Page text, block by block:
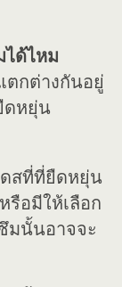
ด้ไหม
กต่างกันอยู่
ดหยุ่น
ดสที่ที่ยืดหยุ่น
รือมีให้เลือก
มนั้นอาจจะ